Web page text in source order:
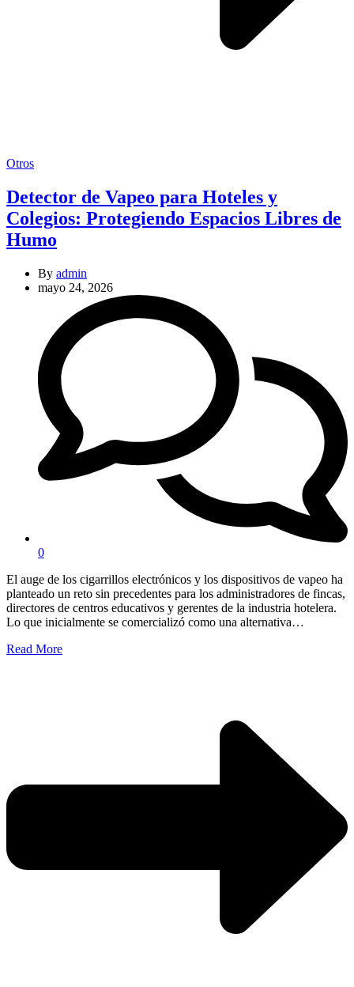
Categories
Otros
Detector de Vapeo para Hoteles y
Colegios: Protegiendo Espacios Libres de
Humo
By admin
mayo 24, 2026
0
El auge de los cigarrillos electrónicos y los dispositivos de vapeo ha
planteado un reto sin precedentes para los administradores de fincas,
directores de centros educativos y gerentes de la industria hotelera.
Lo que inicialmente se comercializó como una alternativa…
Read More